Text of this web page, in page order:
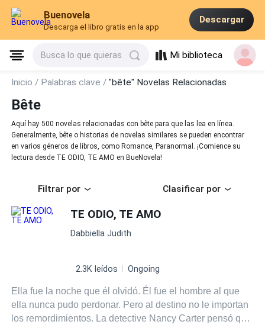
Buenovela
Descarga el libro gratis en la app
Descargar
Busca lo que quieras Mi biblioteca
Inicio / Palabras clave /"bête" Novelas Relacionadas
Bête
Aquí hay 500 novelas relacionadas con bête para que las lea en línea.
Generalmente, bête o historias de novelas similares se pueden encontrar
en varios géneros de libros, como Romance, Paranormal. ¡Comience su
lectura desde TE ODIO, TE AMO en BueNovela!
Filtrar por Clasificar por
TE ODIO, TE AMO
Dabbiella Judith
2.3K leídos Ongoing
Ella fue la noche que él olvidó. Él fue el hombre al que
ella nunca pudo perdonar. Pero al destino no le importan
los remordimientos. La detective Nancy Carter pensó que